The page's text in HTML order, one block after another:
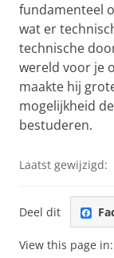
fundamenteel
wat er
technische
wereld voor je
maakte hij
mogelijkheid
bestuderen.
Laatst gewijzigd:
Deel dit
View this page in: